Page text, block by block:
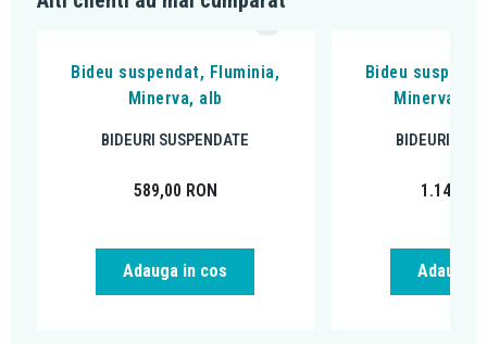
Bideu suspendat, Fluminia,
Minerva, alb
BIDEURI SUSPENDATE
589,00 RON
Adauga in cos
Bideu
Minerva,
BIDEURI
1.149,00
Adauga